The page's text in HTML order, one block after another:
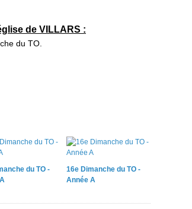
de VILLARS :
du TO.
du TO -
16e Dimanche du TO -
Année A